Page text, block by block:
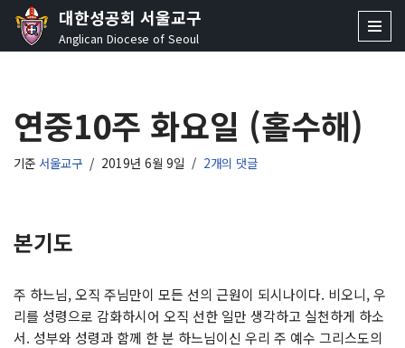
콘
로
건
너
대한성공회 서울교구
Anglican Diocese of Seoul
연중10주 화요일 (홀수해)
기준 서울교구 2019년 6월 9일 2개의 댓글
본기도
주 하느님, 오직 주님만이 모든 선의 근원이 되시나이다. 비오니, 우
리를 성령으로 감화하시어 오직 선한 일만 생각하고 실천하게 하소
서. 성부와 성령과 함께 한 분 하느님이신 우리 주 예수 그리스도의